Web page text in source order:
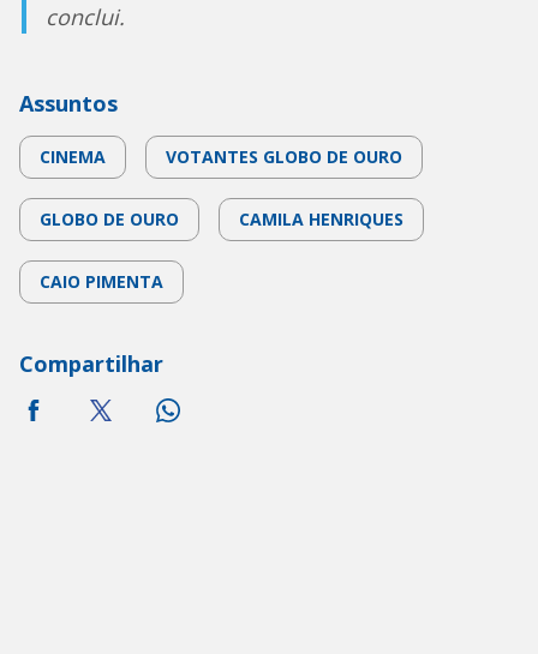
conclui.
Assuntos
CINEMA VOTANTES GLOBO DE OURO
GLOBO DE OURO CAMILA HENRIQUES
CAIO PIMENTA
Compartilhar